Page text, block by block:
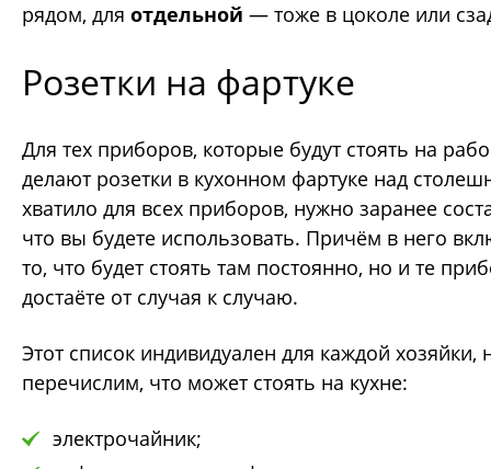
рядом, для отдельной — тоже в цоколе или
Розетки на фартуке
Для тех приборов, которые будут стоять на
делают розетки в кухонном фартуке над
хватило для всех приборов, нужно заранее
что вы будете использовать. Причём в него
то, что будет стоять там постоянно, но и те
достаёте от случая к случаю.
Этот список индивидуален для каждой хозяйки,
перечислим, что может стоять на кухне:
электрочайник;